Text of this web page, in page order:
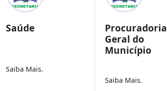
Saúde
Saiba Mais.
Procuradoria
Geral do
Município
Saiba Mais.